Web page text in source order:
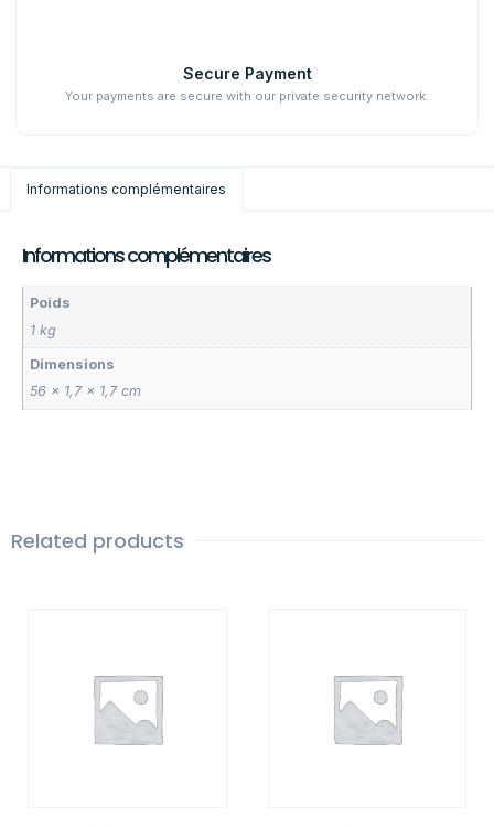
Secure Payment
Your payments are secure with our private security network.
Informations complémentaires
Informations complémentaires
Poids
1 kg
Dimensions
56 × 1,7 × 1,7 cm
Related products